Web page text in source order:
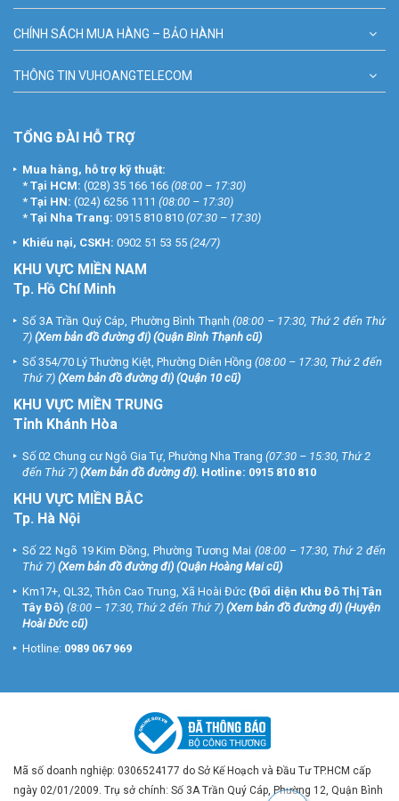
CHÍNH SÁCH MUA HÀNG – BẢO HÀNH
THÔNG TIN VUHOANGTELECOM
TỔNG ĐÀI HỖ TRỢ
Mua hàng, hỗ trợ kỹ thuật:
* Tại HCM: (028) 35 166 166 (08:00 – 17:30)
* Tại HN: (024) 6256 1111 (08:00 – 17:30)
* Tại Nha Trang: 0915 810 810 (07:30 – 17:30)
Khiếu nại, CSKH: 0902 51 53 55 (24/7)
KHU VỰC MIỀN NAM
Tp. Hồ Chí Minh
Số 3A Trần Quý Cáp, Phường Bình Thạnh (08:00 – 17:30, Thứ 2 đến Thứ
7) (Xem bản đồ đường đi) (Quận Bình Thạnh cũ)
Số 354/70 Lý Thường Kiệt, Phường Diên Hồng (08:00 – 17:30, Thứ 2 đến
Thứ 7) (Xem bản đồ đường đi) (Quận 10 cũ)
KHU VỰC MIỀN TRUNG
Tỉnh Khánh Hòa
Số 02 Chung cư Ngô Gia Tự, Phường Nha Trang (07:30 – 15:30, Thứ 2
đến Thứ 7) (Xem bản đồ đường đi). Hotline: 0915 810 810
KHU VỰC MIỀN BẮC
Tp. Hà Nội
Số 22 Ngõ 19 Kim Đồng, Phường Tương Mai (08:00 – 17:30, Thứ 2 đến
Thứ 7) (Xem bản đồ đường đi) (Quận Hoàng Mai cũ)
Km17+, QL32, Thôn Cao Trung, Xã Hoài Đức (Đối diện Khu Đô Thị Tân
Tây Đô) (8:00 – 17:30, Thứ 2 đến Thứ 7) (Xem bản đồ đường đi) (Huyện
Hoài Đức cũ)
Hotline: 0989 067 969
Mã số doanh nghiệp: 0306524177 do Sở Kế Hoạch và Đầu Tư TP.HCM cấp
ngày 02/01/2009. Trụ sở chính: Số 3A Trần Quý Cáp, Phường 12, Quận Bình